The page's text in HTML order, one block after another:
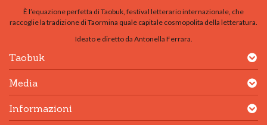
È l’equazione perfetta di Taobuk, festival letterario internazionale, che
raccoglie la tradizione di Taormina quale capitale cosmopolita della letteratura.
Ideato e diretto da Antonella Ferrara.
Taobuk
Media
Informazioni